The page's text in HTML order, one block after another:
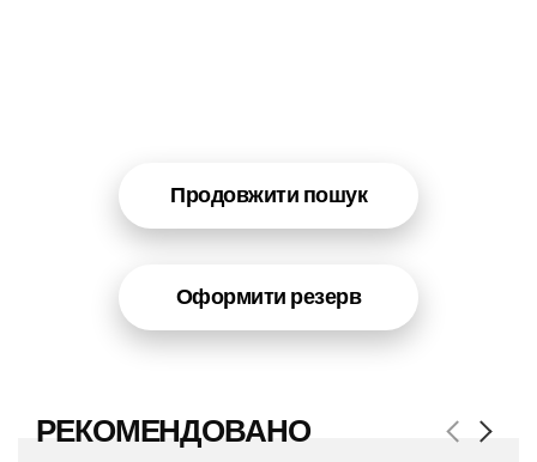
Продовжити пошук
Оформити резерв
РЕКОМЕНДОВАНО Next